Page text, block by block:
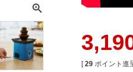
[ 29 ポイント進